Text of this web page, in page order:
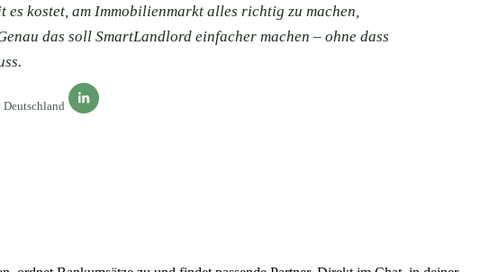
es kostet, am Immobilienmarkt alles richtig zu machen,
das soll SmartLandlord einfacher machen – ohne dass
Deutschland